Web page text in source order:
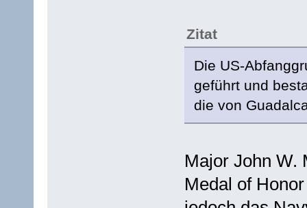
Zitat
Die US-
geführt und
die von
Major John W.
Medal of